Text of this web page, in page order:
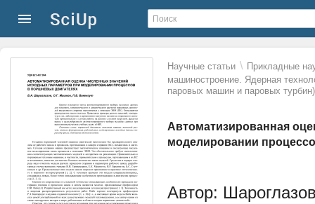
Научные статьи \ Прикладные
машиностроение. Ядерная
паровых машин и паровых турбин)
Автоматизированная
моделировании
Автор: